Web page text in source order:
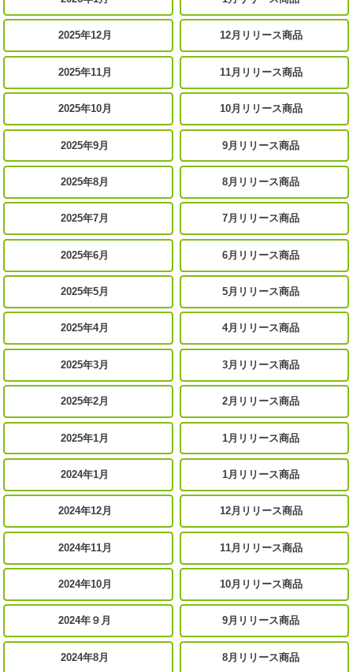
2025年12月 12月リリース商品
2025年11月 11月リリース商品
2025年10月 10月リリース商品
2025年9月 9月リリース商品
2025年8月 8月リリース商品
2025年7月 7月リリース商品
2025年6月 6月リリース商品
2025年5月 5月リリース商品
2025年4月 4月リリース商品
2025年3月 3月リリース商品
2025年2月 2月リリース商品
2025年1月 1月リリース商品
2024年1月 1月リリース商品
2024年12月 12月リリース商品
2024年11月 11月リリース商品
2024年10月 10月リリース商品
2024年９月 9月リリース商品
2024年8月 8月リリース商品